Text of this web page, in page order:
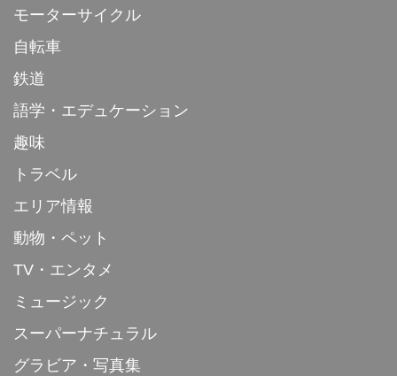
モーターサイクル
自転車
鉄道
語学・エデュケーション
趣味
トラベル
エリア情報
動物・ペット
TV・エンタメ
ミュージック
スーパーナチュラル
グラビア・写真集